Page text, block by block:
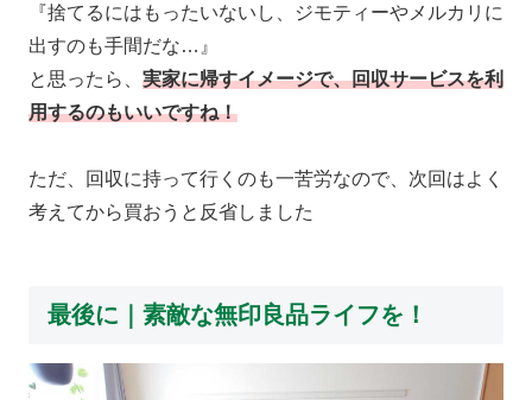
『捨てるにはもったいないし、ジモティーやメルカリに
出すのも手間だな…』
と思ったら、 実家に帰すイメージで、回収サービスを利
用するのもいいですね！
ただ、回収に持って行くのも一苦労なので、次回はよく
考えてから買おうと反省しました
最後に｜素敵な無印良品ライフを！